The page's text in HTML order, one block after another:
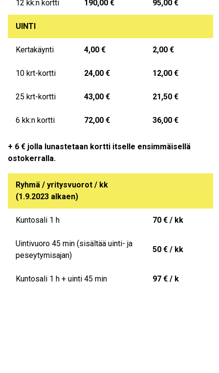
12 kk:n kortti 190,00 € 95,00 €
UINTI
Kertakäynti 4,00 € 2,00 €
10 krt-kortti 24,00 € 12,00 €
25 krt-kortti 43,00 € 21,50 €
6 kk:n kortti 72,00 € 36,00 €
+ 6 € jolla lunastetaan kortti itselle ensimmäisellä
ostokerralla.
Ryhmä / yritysvuorot / kk
(1.9.2023 alkaen)
Kuntosali 1 h 70 € / kk
Uintivuoro 45 min (sisältää uinti- ja
peseytymisajan)
50 € / kk
Kuntosali 1 h + uinti 45 min 97 € / k